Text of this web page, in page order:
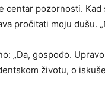
centar pozornosti.
pročitati moju dušu.
„Da, gospođo.
životu, o